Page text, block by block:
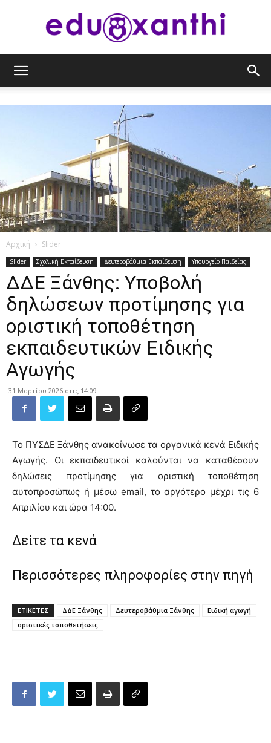
Αρχική Slider
Slider Σχολική Εκπαίδευση Δευτεροβάθμια Εκπαίδευση Υπουργείο Παιδείας
ΔΔΕ Ξάνθης: Υποβολή
δηλώσεων προτίμησης για
οριστική τοποθέτηση
εκπαιδευτικών Ειδικής
Αγωγής
31 Μαρτίου 2026 στις 14:09
​Το ΠΥΣΔΕ Ξάνθης ανακοίνωσε τα οργανικά κενά Ειδικής
Αγωγής. Οι εκπαιδευτικοί καλούνται να καταθέσουν
δηλώσεις προτίμησης για οριστική τοποθέτηση
αυτοπροσώπως ή μέσω email, το αργότερο μέχρι τις 6
Απριλίου και ώρα 14:00.
Δείτε τα κενά
Περισσότερες πληροφορίες στην πηγή
ΕΤΙΚΕΤΕΣ ΔΔΕ Ξάνθης Δευτεροβάθμια Ξάνθης
Ειδική αγωγή
οριστικές τοποθετήσεις